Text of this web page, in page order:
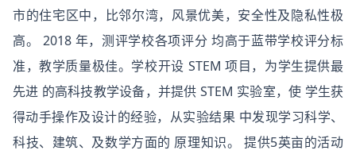
市的住宅区中，比邻尔湾，风景优美，安全性及隐私性极
高。 2018 年，测评学校各项评分 均高于蓝带学校评分标
准，教学质量极佳。学校开设 STEM 项目，为学生提供最
先进 的高科技教学设备，并提供 STEM 实验室，使 学生获
得动手操作及设计的经验，从实验结果 中发现学习科学、
科技、建筑、及数学方面的 原理知识。 提供5英亩的活动